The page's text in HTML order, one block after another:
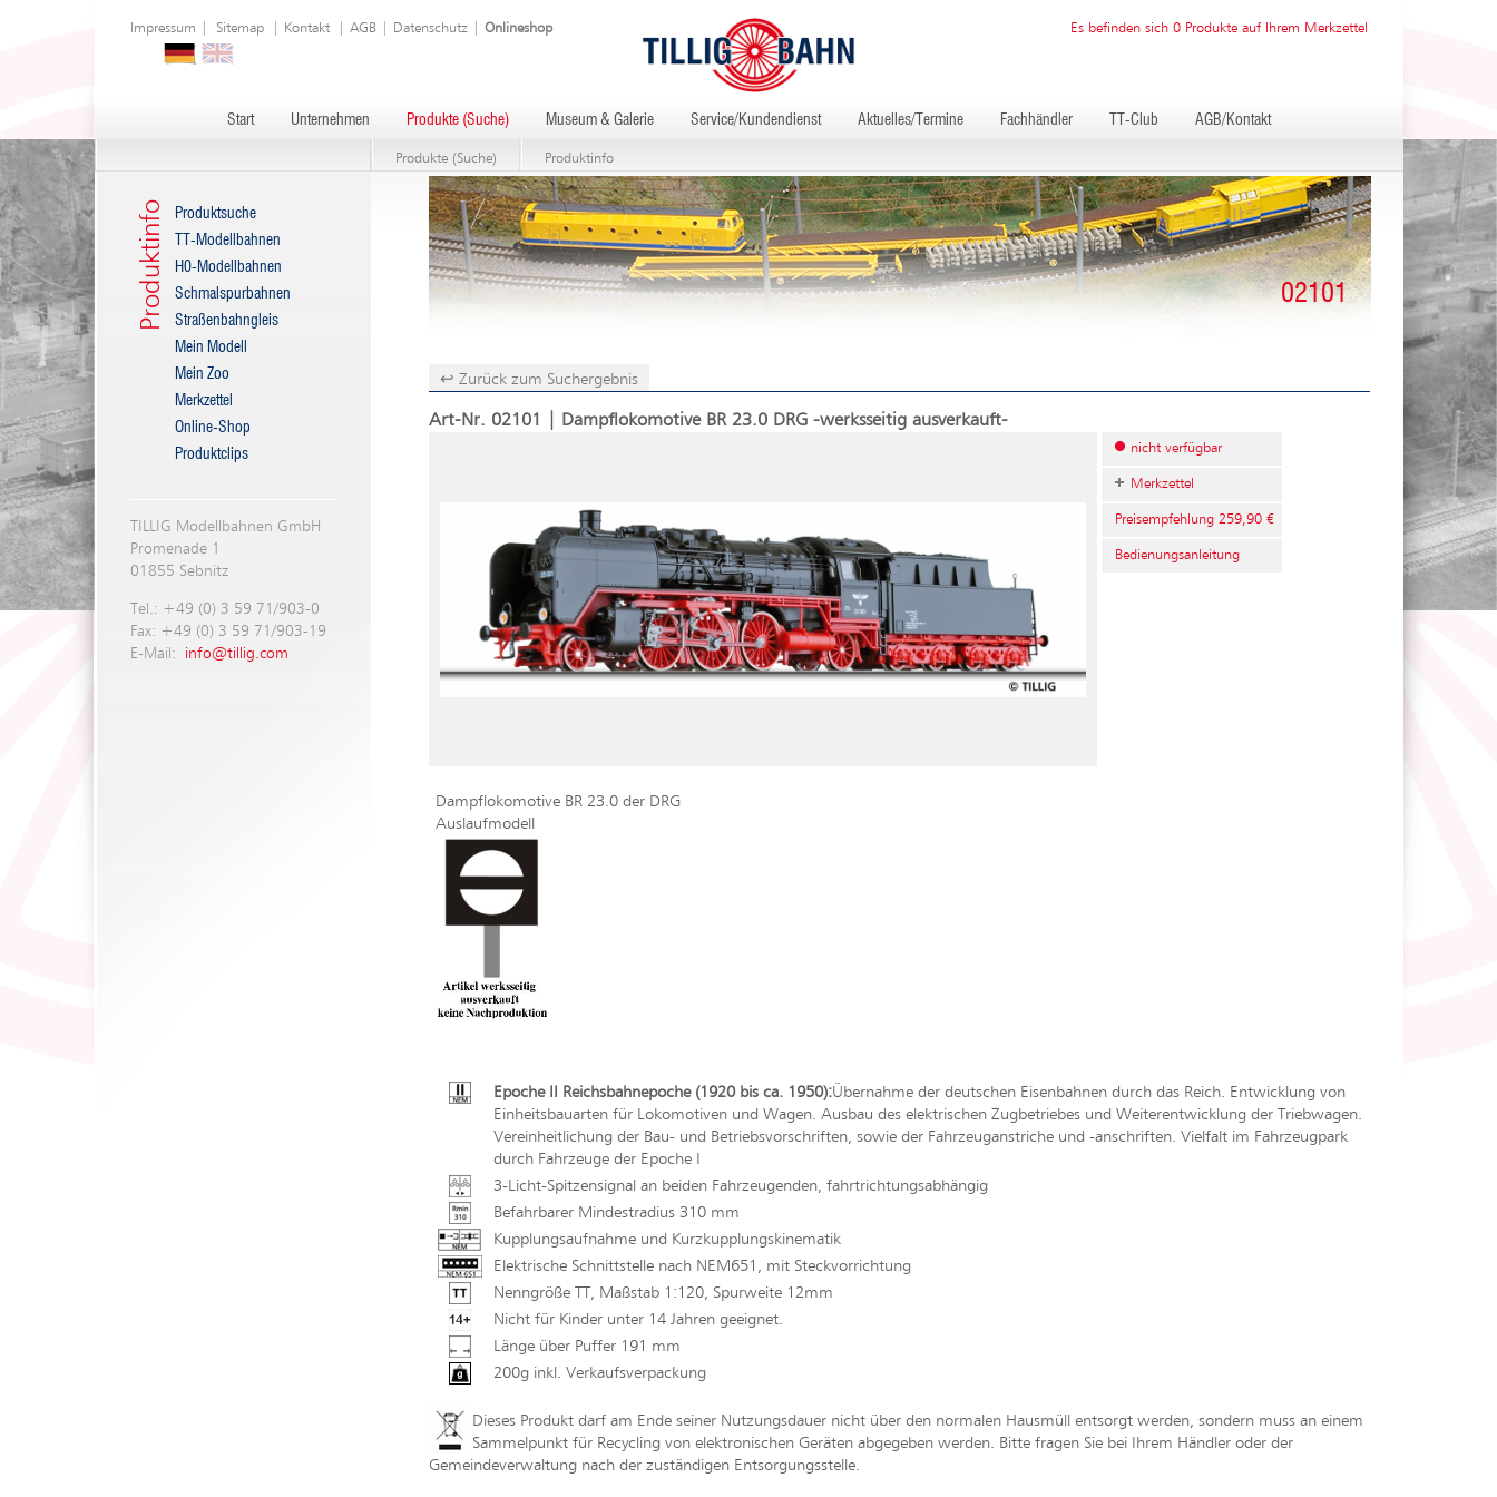
Es befinden sich 0 Produkte auf Ihrem Merkzettel
Impressum Sitemap| Kontakt| AGB| Datenschutz| Onlineshop
Start Unternehmen Produkte (Suche) Museum & Galerie Service/Kundendienst Aktuelles/Termine Fachhändler TT-Club AGB/Kontakt
Produkte (Suche) Produktinfo
Produktinfo
Produktsuche
TT-Modellbahnen
H0-Modellbahnen
Schmalspurbahnen
Straßenbahngleis
Mein Modell
Mein Zoo
Merkzettel
Online-Shop
Produktclips
TILLIG Modellbahnen GmbH
Promenade 1
01855 Sebnitz
Tel.: +49 (0) 3 59 71/903-0
Fax: +49 (0) 3 59 71/903-19
E-Mail:
info@tillig.com
02101
↩ Zurück zum Suchergebnis
Art-Nr. 02101 | Dampflokomotive BR 23.0 DRG -werksseitig ausverkauft-
nicht verfügbar
Merkzettel
Preisempfehlung 259,90 €
Bedienungsanleitung
Dampflokomotive BR 23.0 der DRG
Auslaufmodell
Epoche II Reichsbahnepoche (1920 bis ca. 1950):Übernahme der deutschen Eisenbahnen durch das Reich. Entwicklung von
Einheitsbauarten für Lokomotiven und Wagen. Ausbau des elektrischen Zugbetriebes und Weiterentwicklung der Triebwagen.
Vereinheitlichung der Bau- und Betriebsvorschriften, sowie der Fahrzeuganstriche und -anschriften. Vielfalt im Fahrzeugpark
durch Fahrzeuge der Epoche I
3-Licht-Spitzensignal an beiden Fahrzeugenden, fahrtrichtungsabhängig
Befahrbarer Mindestradius 310 mm
Kupplungsaufnahme und Kurzkupplungskinematik
Elektrische Schnittstelle nach NEM651, mit Steckvorrichtung
Nenngröße TT, Maßstab 1:120, Spurweite 12mm
Nicht für Kinder unter 14 Jahren geeignet.
Länge über Puffer 191 mm
200g inkl. Verkaufsverpackung
Dieses Produkt darf am Ende seiner Nutzungsdauer nicht über den normalen Hausmüll entsorgt werden, sondern muss an einem
Sammelpunkt für Recycling von elektronischen Geräten abgegeben werden. Bitte fragen Sie bei Ihrem Händler oder der
Gemeindeverwaltung nach der zuständigen Entsorgungsstelle.